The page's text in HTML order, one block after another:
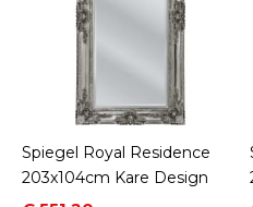
Spiegel Royal Residence
203x104cm Kare Design